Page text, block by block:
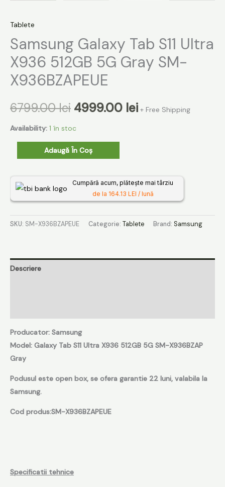
Tablete
Samsung Galaxy Tab S11 Ultra
X936 512GB 5G Gray SM-
X936BZAPEUE
6799.00lei 4999.00 lei + Free Shipping
Availability: 1 în stoc
Adaugă În Coș
Cumpără acum, plătește mai târziu
de la 164.13 LEI / lună
SKU: SM-X936BZAPEUE Categorie: Tablete Brand: Samsung
Descriere
Producator: Samsung
Model: Galaxy Tab S11 Ultra X936 512GB 5G SM-X936BZAP
Gray
Podusul este open box, se ofera garantie 22 luni, valabila la
Samsung.
Cod produs:SM-X936BZAPEUE
Specificatii tehnice